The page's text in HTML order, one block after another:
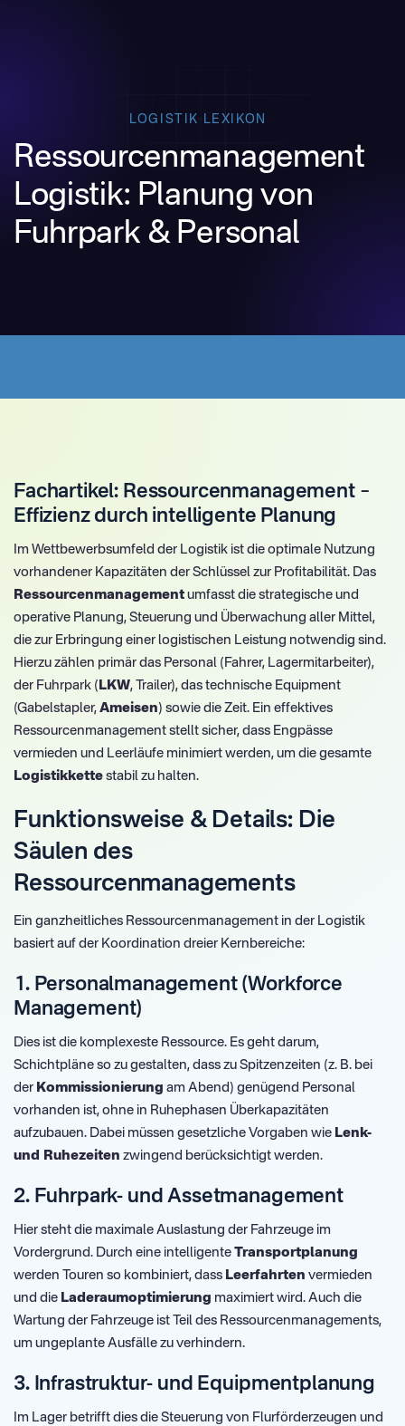
LOGISTIK LEXIKON
Ressourcenmanagement
Logistik: Planung von
Fuhrpark & Personal
Fachartikel: Ressourcenmanagement –
Effizienz durch intelligente Planung
Im Wettbewerbsumfeld der Logistik ist die optimale Nutzung
vorhandener Kapazitäten der Schlüssel zur Profitabilität. Das
Ressourcenmanagement umfasst die strategische und
operative Planung, Steuerung und Überwachung aller Mittel,
die zur Erbringung einer logistischen Leistung notwendig sind.
Hierzu zählen primär das Personal (Fahrer, Lagermitarbeiter),
der Fuhrpark ( LKW, Trailer), das technische Equipment
(Gabelstapler, Ameisen) sowie die Zeit. Ein effektives
Ressourcenmanagement stellt sicher, dass Engpässe
vermieden und Leerläufe minimiert werden, um die gesamte
Logistikkette stabil zu halten.
Funktionsweise & Details: Die
Säulen des
Ressourcenmanagements
Ein ganzheitliches Ressourcenmanagement in der Logistik
basiert auf der Koordination dreier Kernbereiche:
1. Personalmanagement (Workforce
Management)
Dies ist die komplexeste Ressource. Es geht darum,
Schichtpläne so zu gestalten, dass zu Spitzenzeiten (z. B. bei
der Kommissionierung am Abend) genügend Personal
vorhanden ist, ohne in Ruhephasen Überkapazitäten
aufzubauen. Dabei müssen gesetzliche Vorgaben wie Lenk-
und Ruhezeiten zwingend berücksichtigt werden.
2. Fuhrpark- und Assetmanagement
Hier steht die maximale Auslastung der Fahrzeuge im
Vordergrund. Durch eine intelligente Transportplanung
werden Touren so kombiniert, dass Leerfahrten vermieden
und die Laderaumoptimierung maximiert wird. Auch die
Wartung der Fahrzeuge ist Teil des Ressourcenmanagements,
um ungeplante Ausfälle zu verhindern.
3. Infrastruktur- und Equipmentplanung
Im Lager betrifft dies die Steuerung von Flurförderzeugen und